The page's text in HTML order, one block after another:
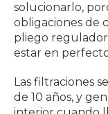
solucionarlo,
obligaciones de
pliego regulador
estar en
Las filtraciones
de 10 años, y